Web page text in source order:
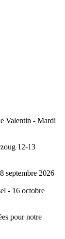
Valentin - Mardi
12-13
septembre 2026
- 16 octobre
pour notre